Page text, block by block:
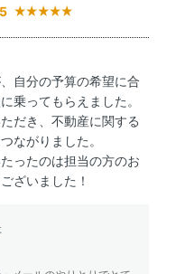
5
自分の予算の希望に合
乗ってもらえました。
だき、不動産に関する
ながりました。
ったのは担当の方のお
ざいました！